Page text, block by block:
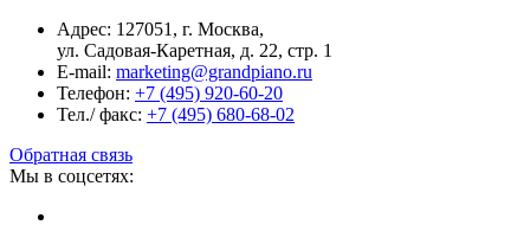
Адрес: 127051, г. Москва,
ул. Садовая-Каретная, д. 22, стр. 1
E-mail: marketing@grandpiano.ru
Телефон: +7 (495) 920-60-20
Тел./ факс: +7 (495) 680-68-02
Обратная связь
Мы в соцсетях: